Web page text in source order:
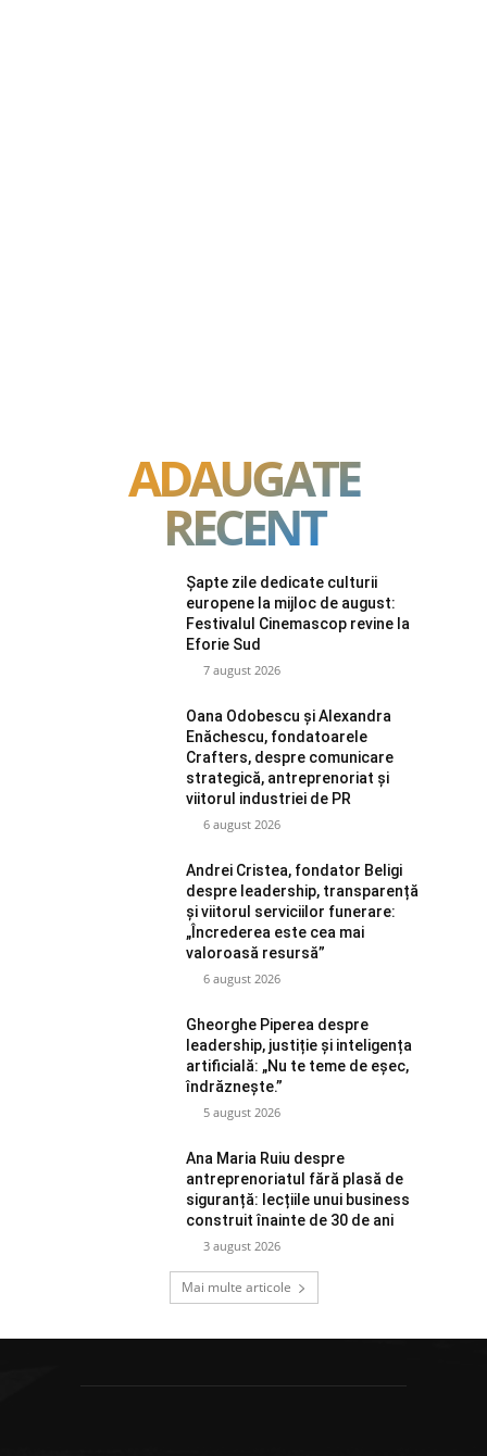
ADAUGATE
RECENT
Șapte zile dedicate culturii
europene la mijloc de august:
Festivalul Cinemascop revine la
Eforie Sud
7 august 2026
Oana Odobescu și Alexandra
Enăchescu, fondatoarele
Crafters, despre comunicare
strategică, antreprenoriat și
viitorul industriei de PR
6 august 2026
Andrei Cristea, fondator Beligi
despre leadership, transparență
și viitorul serviciilor funerare:
„Încrederea este cea mai
valoroasă resursă”
6 august 2026
Gheorghe Piperea despre
leadership, justiție și inteligența
artificială: „Nu te teme de eșec,
îndrăznește.”
5 august 2026
Ana Maria Ruiu despre
antreprenoriatul fără plasă de
siguranță: lecțiile unui business
construit înainte de 30 de ani
3 august 2026
Mai multe articole